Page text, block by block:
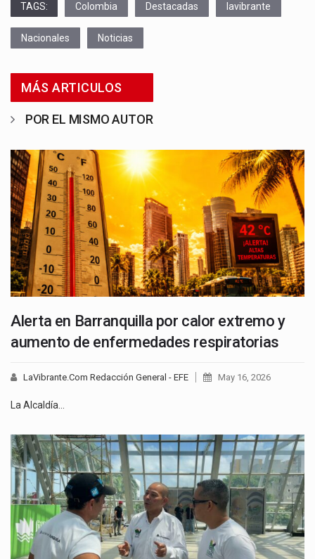
TAGS: Colombia Destacadas lavibrante
Nacionales Noticias
MÁS ARTICULOS
POR EL MISMO AUTOR
Alerta en Barranquilla por calor extremo y
aumento de enfermedades respiratorias
LaVibrante.Com Redacción General - EFE May 16, 2026
La Alcaldía…